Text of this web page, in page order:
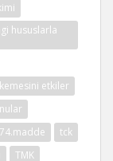
hususlarla
etkiler
tck
TMK